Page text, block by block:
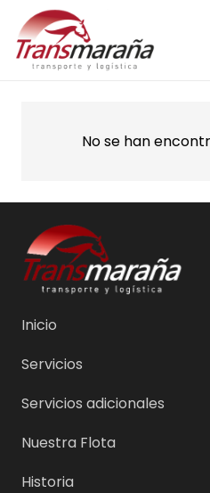
No se han
Inicio
Servicios
Servicios adicionales
Nuestra Flota
Historia